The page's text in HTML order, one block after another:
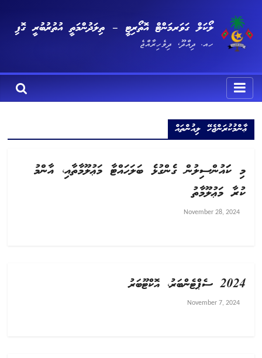
ލޯކަލް ގަވަރމަންޓް އޮތޯރިޓީ – ތިލަދުންމަތީ އުތުރުބުރީ ގޮފި
ހއ. ދިއްދޫ، ދިވެހިރާއްޖެ
ޢާންމުކުރަންޖެހޭ ލިއުންތައް
މި ކަައުންސިލުން ގެންގުޅެ ބަލަހައްޓާ މަޢުލޫމާތާއި، އާންމު
ކުރާ މަޢުލޫމާތު
November 28, 2024
2024 ސެޕްޓެންބަރު، އޮކްޓޫބަރު
November 7, 2024